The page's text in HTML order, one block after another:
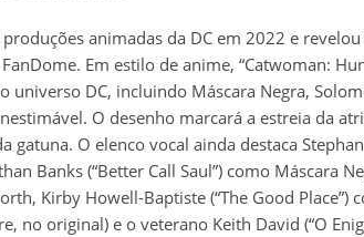
animadas da DC em 2022 e
Em estilo de anime, “Catwoman:
DC, incluindo Máscara Negra,
O desenho marcará a estreia da
gatuna. O elenco vocal ainda destaca
Banks (“Better Call Saul”) como Máscara
Kirby Howell-Baptiste (“The Good Place”)
no original) e o veterano Keith David (“O